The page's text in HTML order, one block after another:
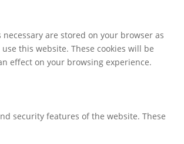
are stored on your browser as
this website. These cookies will be
effect on your browsing experience.
security features of the website. These